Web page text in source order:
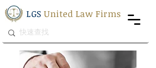
LGSUnited Law Firms